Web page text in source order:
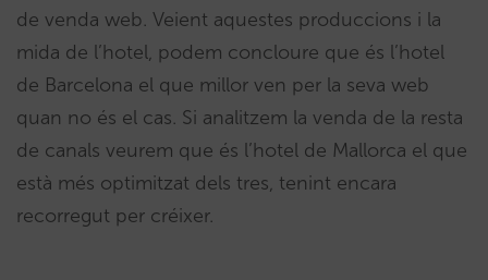
de venda web. Veient aquestes produccions i la
mida de l’hotel, podem concloure que és l’hotel
de Barcelona el que millor ven per la seva web
quan no és el cas. Si analitzem la venda de la resta
de canals veurem que és l’hotel de Mallorca el que
està més optimitzat dels tres, tenint encara
recorregut per créixer.